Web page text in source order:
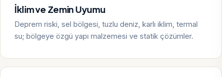
İklim ve Zemin Uyumu
Deprem riski, sel bölgesi, tuzlu deniz, karlı iklim, termal
su; bölgeye özgü yapı malzemesi ve statik çözümler.